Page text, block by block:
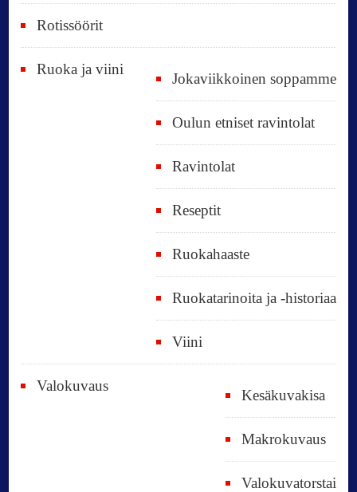
Rotissöörit
Ruoka ja viini
Jokaviikkoinen soppamme
Oulun etniset ravintolat
Ravintolat
Reseptit
Ruokahaaste
Ruokatarinoita ja -historiaa
Viini
Valokuvaus
Kesäkuvakisa
Makrokuvaus
Valokuvatorstai